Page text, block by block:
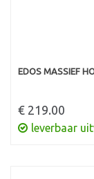
EDOS MASSIEF
€ 219.00
leverbaar